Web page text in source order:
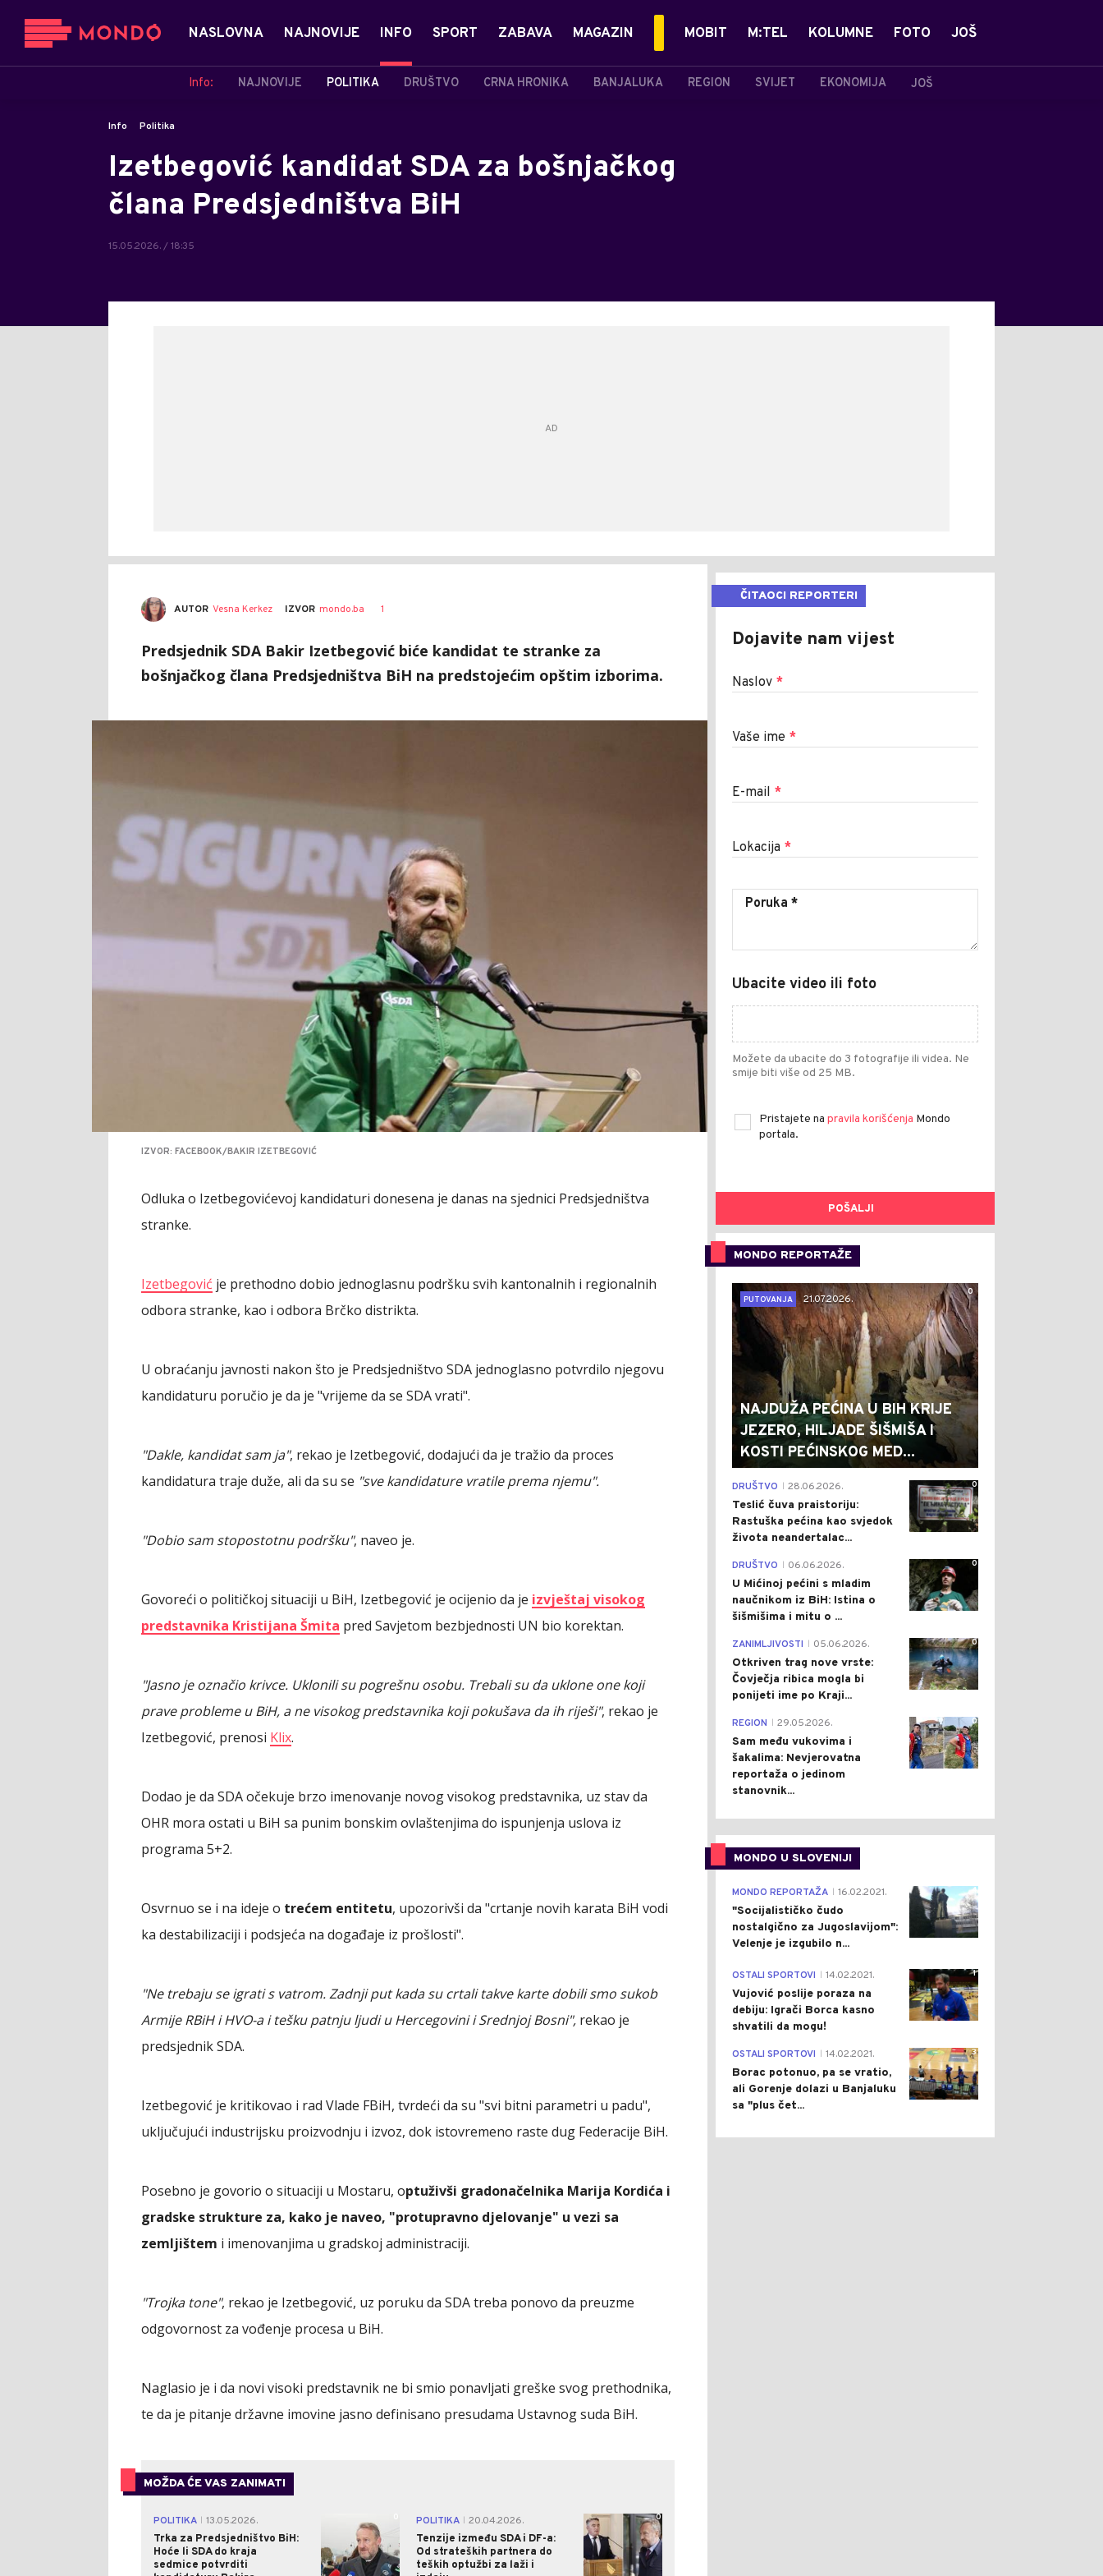
NASLOVNA NAJNOVIJE INFO
Info: NAJNOVIJE POLITIKA DRUŠTVO CRNA HRONIKA BANJALUKA REGION SVIJET EKONOMIJA JOŠ
SPORT ZABAVA MAGAZIN MOBIT M:TEL KOLUMNE FOTO JOŠ
Info Politika
Izetbegović kandidat SDA za bošnjačkog
člana Predsjedništva BiH
15.05.2026. / 18:35
AUTOR Vesna Kerkez IZVOR mondo.ba 1
Predsjednik SDA Bakir Izetbegović biće kandidat te stranke za
bošnjačkog člana Predsjedništva BiH na predstojećim opštim izborima.
IZVOR: FACEBOOK/BAKIR IZETBEGOVIĆ
Odluka o Izetbegovićevoj kandidaturi donesena je danas na sjednici Predsjedništva
stranke.
Izetbegović je prethodno dobio jednoglasnu podršku svih kantonalnih i regionalnih
odbora stranke, kao i odbora Brčko distrikta.
U obraćanju javnosti nakon što je Predsjedništvo SDA jednoglasno potvrdilo njegovu
kandidaturu poručio je da je "vrijeme da se SDA vrati".
"Dakle, kandidat sam ja", rekao je Izetbegović, dodajući da je tražio da proces
kandidatura traje duže, ali da su se "sve kandidature vratile prema njemu".
"Dobio sam stopostotnu podršku", naveo je.
Govoreći o političkoj situaciji u BiH, Izetbegović je ocijenio da je izvještaj visokog
predstavnika Kristijana Šmita pred Savjetom bezbjednosti UN bio korektan.
"Jasno je označio krivce. Uklonili su pogrešnu osobu. Trebali su da uklone one koji
prave probleme u BiH, a ne visokog predstavnika koji pokušava da ih riješi", rekao je
Izetbegović, prenosi Klix.
Dodao je da SDA očekuje brzo imenovanje novog visokog predstavnika, uz stav da
OHR mora ostati u BiH sa punim bonskim ovlaštenjima do ispunjenja uslova iz
programa 5+2.
Osvrnuo se i na ideje o trećem entitetu, upozorivši da "crtanje novih karata BiH vodi
ka destabilizaciji i podsjeća na događaje iz prošlosti".
"Ne trebaju se igrati s vatrom. Zadnji put kada su crtali takve karte dobili smo sukob
Armije RBiH i HVO-a i tešku patnju ljudi u Hercegovini i Srednjoj Bosni", rekao je
predsjednik SDA.
Izetbegović je kritikovao i rad Vlade FBiH, tvrdeći da su "svi bitni parametri u padu",
uključujući industrijsku proizvodnju i izvoz, dok istovremeno raste dug Federacije BiH.
Posebno je govorio o situaciji u Mostaru, optuživši gradonačelnika Marija Kordića i
gradske strukture za, kako je naveo, "protupravno djelovanje" u vezi sa
zemljištem i imenovanjima u gradskoj administraciji.
"Trojka tone", rekao je Izetbegović, uz poruku da SDA treba ponovo da preuzme
odgovornost za vođenje procesa u BiH.
Naglasio je i da novi visoki predstavnik ne bi smio ponavljati greške svog prethodnika,
te da je pitanje državne imovine jasno definisano presudama Ustavnog suda BiH.
MOŽDA ĆE VAS ZANIMATI
POLITIKA
13.05.2026.
Trka za Predsjedništvo BiH:
Hoće li SDA do kraja
sedmice potvrditi
POLITIKA
20.04.2026.
Tenzije između SDA i DF-a:
Od strateških partnera do
teških optužbi za laži i
0
ČITAOCI REPORTERI
Dojavite nam vijest
Naslov *
Vaše ime *
E-mail *
Lokacija *
Ubacite video ili foto
Možete da ubacite do 3 fotografije ili videa. Ne
smije biti više od 25 MB.
Pristajete na pravila korišćenja Mondo
portala.
POŠALJI
MONDO REPORTAŽE
0
PUTOVANJA
21.07.2026.
NAJDUŽA PEĆINA U BIH KRIJE
JEZERO, HILJADE ŠIŠMIŠA I
KOSTI PEĆINSKOG MED...
0
DRUŠTVO 28.06.2026.
Teslić čuva praistoriju:
Rastuška pećina kao svjedok
života neandertalac...
0
DRUŠTVO 06.06.2026.
U Mićinoj pećini s mladim
naučnikom iz BiH: Istina o
šišmišima i mitu o ...
0
ZANIMLJIVOSTI 05.06.2026.
Otkriven trag nove vrste:
Čovječja ribica mogla bi
ponijeti ime po Kraji...
0
REGION 29.05.2026.
Sam među vukovima i
šakalima: Nevjerovatna
reportaža o jedinom
stanovnik...
MONDO U SLOVENIJI
4
MONDO REPORTAŽA 16.02.2021.
"Socijalističko čudo
nostalgično za Jugoslavijom":
Velenje je izgubilo n...
1
OSTALI SPORTOVI 14.02.2021.
Vujović poslije poraza na
debiju: Igrači Borca kasno
shvatili da mogu!
3
OSTALI SPORTOVI 14.02.2021.
Borac potonuo, pa se vratio,
ali Gorenje dolazi u Banjaluku
sa "plus čet...